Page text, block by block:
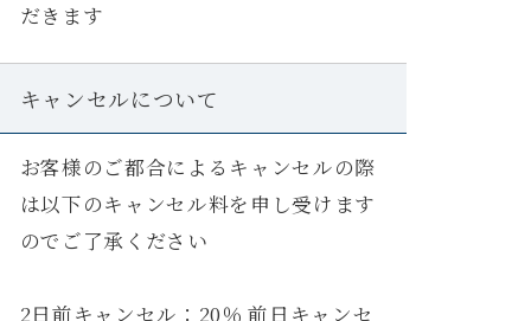
だきます
キャンセルについて
お客様のご都合によるキャンセルの際
は以下のキャンセル料を申し受けます
のでご了承ください
2日前キャンセル：20％ 前日キャンセ